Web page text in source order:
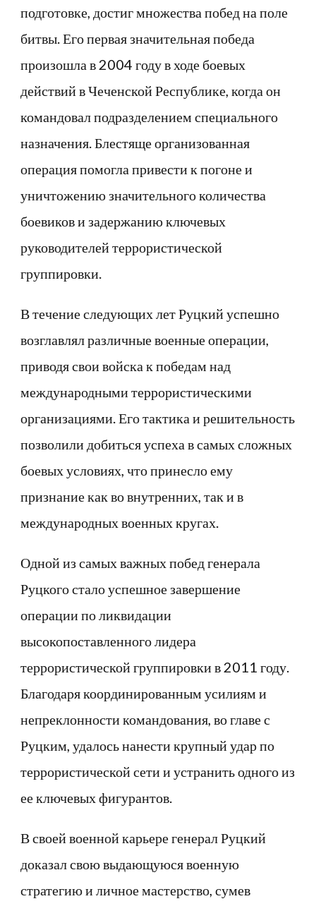
подготовке, достиг множества побед на поле
битвы. Его первая значительная победа
произошла в 2004 году в ходе боевых
действий в Чеченской Республике, когда он
командовал подразделением специального
назначения. Блестяще организованная
операция помогла привести к погоне и
уничтожению значительного количества
боевиков и задержанию ключевых
руководителей террористической
группировки.
В течение следующих лет Руцкий успешно
возглавлял различные военные операции,
приводя свои войска к победам над
международными террористическими
организациями. Его тактика и решительность
позволили добиться успеха в самых сложных
боевых условиях, что принесло ему
признание как во внутренних, так и в
международных военных кругах.
Одной из самых важных побед генерала
Руцкого стало успешное завершение
операции по ликвидации
высокопоставленного лидера
террористической группировки в 2011 году.
Благодаря координированным усилиям и
непреклонности командования, во главе с
Руцким, удалось нанести крупный удар по
террористической сети и устранить одного из
ее ключевых фигурантов.
В своей военной карьере генерал Руцкий
доказал свою выдающуюся военную
стратегию и личное мастерство, сумев